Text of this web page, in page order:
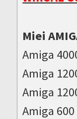
Miei
Amiga
Amiga
Amiga
Amiga 600